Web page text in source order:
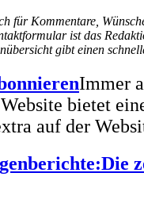
für Kommentare,
ist das
gibt einen
Immer
bietet
auf der
Die